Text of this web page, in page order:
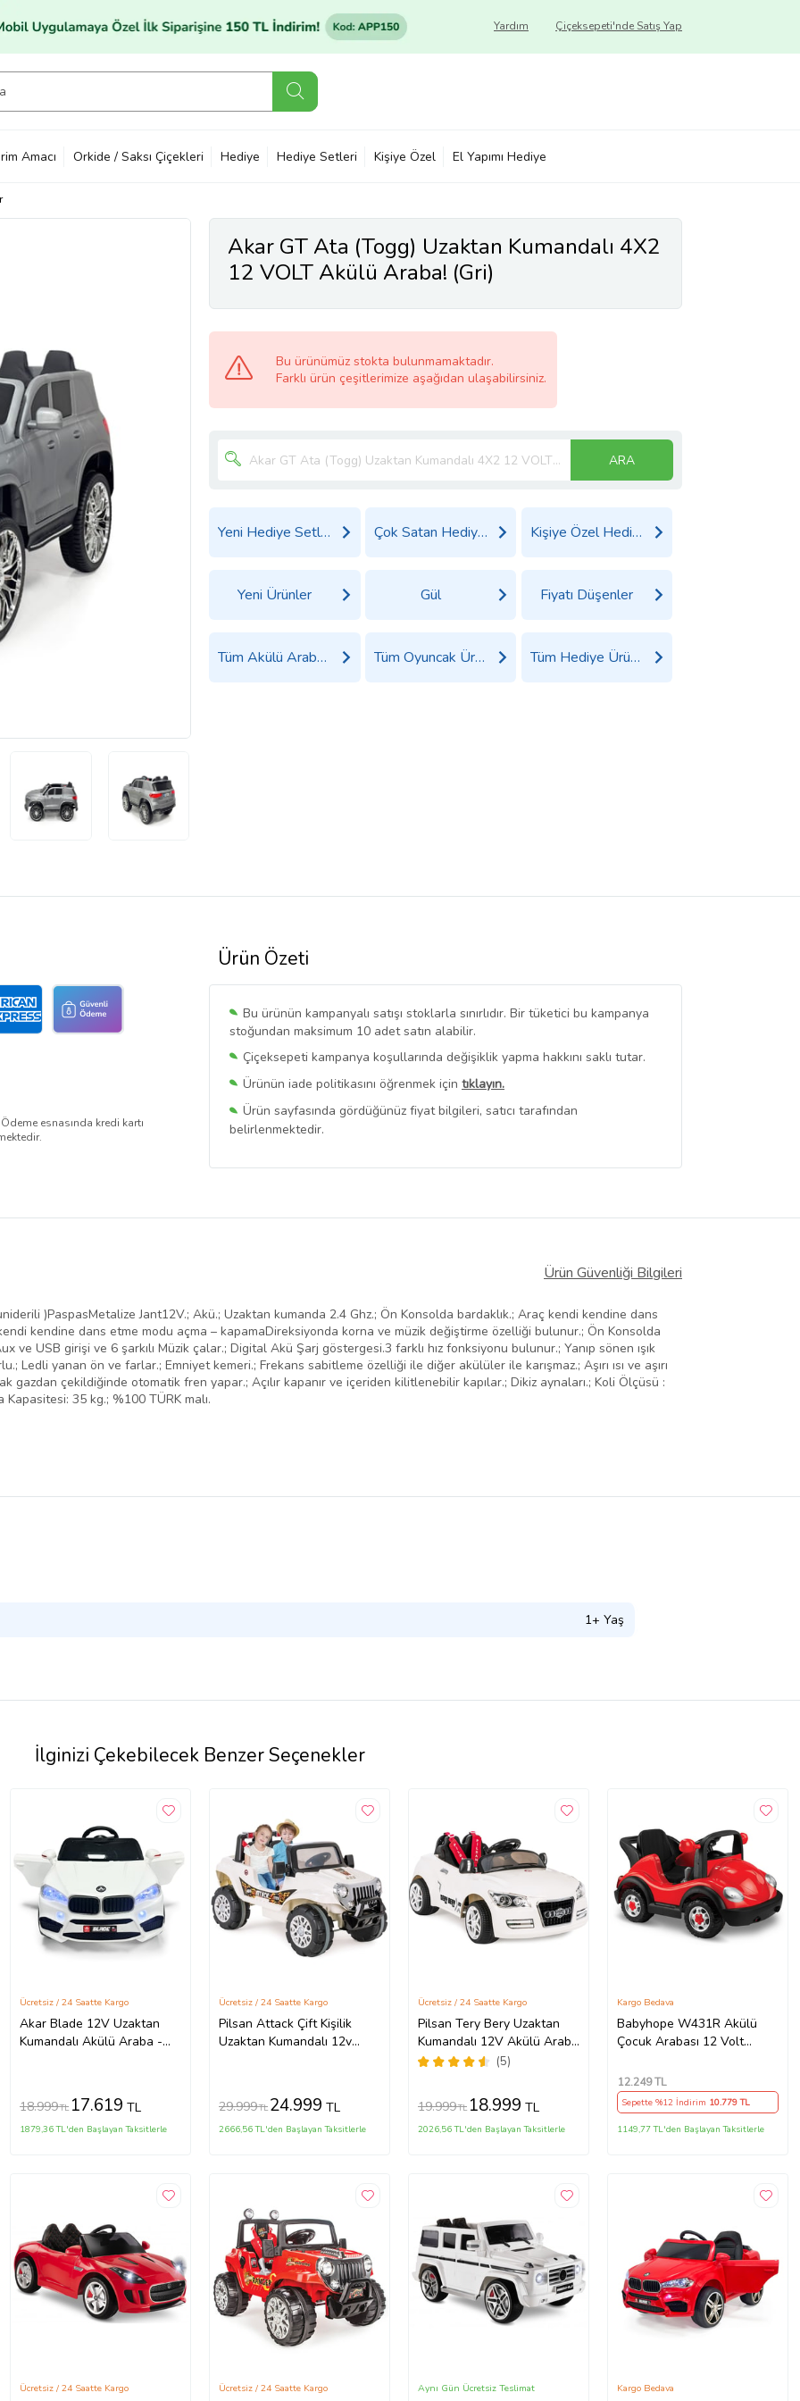
Çiçeksepeti'nde Satış Yap
Yardım
Amacı Orkide / Saksı Çiçekleri Hediye Hediye Setleri Kişiye Özel El Yapımı Hediye
Akar GT Ata (Togg) Uzaktan Kumandalı 4X2
12 VOLT Akülü Araba! (Gri)
Bu ürünümüz stokta bulunmamaktadır.
Farklı ürün çeşitlerimize aşağıdan ulaşabilirsiniz.
ARA
Yeni Hediye Setleri Çok Satan Hediyeler Kişiye Özel Hediyeler
Yeni Ürünler Gül Fiyatı Düşenler
Tüm Akülü Arabalar Ürünleri Tüm Oyuncak Ürünleri Tüm Hediye Ürünleri
Ürün Özeti
Bu ürünün kampanyalı satışı stoklarla sınırlıdır. Bir tüketici bu kampanya
stoğundan maksimum 10 adet satın alabilir.
Çiçeksepeti kampanya koşullarında değişiklik yapma hakkını saklı tutar.
Ürünün iade politikasını öğrenmek için tıklayın.
Ürün sayfasında gördüğünüz fiyat bilgileri, satıcı tarafından
belirlenmektedir.
esnasında kredi kartı
Ürün Güvenliği Bilgileri
)PaspasMetalize Jant12V.; Akü.; Uzaktan kumanda 2.4 Ghz.; Ön Konsolda bardaklık.; Araç kendi kendine dans
kendine dans etme modu açma – kapamaDireksiyonda korna ve müzik değiştirme özelliği bulunur.; Ön Konsolda
USB girişi ve 6 şarkılı Müzik çalar.; Digital Akü Şarj göstergesi.3 farklı hız fonksiyonu bulunur.; Yanıp sönen ışık
Ledli yanan ön ve farlar.; Emniyet kemeri.; Frekans sabitleme özelliği ile diğer akülüler ile karışmaz.; Aşırı ısı ve aşırı
gazdan çekildiğinde otomatik fren yapar.; Açılır kapanır ve içeriden kilitlenebilir kapılar.; Dikiz aynaları.; Koli Ölçüsü :
35 kg.; %100 TÜRK malı.
1+ Yaş
İlginizi Çekebilecek Benzer Seçenekler
Akar Blade 12V Uzaktan
Kumandalı Akülü Araba -
Ücretsiz / 24 Saatte Kargo
18.999TL 17.619 TL
1879,36 TL'den Başlayan Taksitlerle
Pilsan Attack Çift Kişilik
Uzaktan Kumandalı 12v
Ücretsiz / 24 Saatte Kargo
29.999TL 24.999 TL
2666,56 TL'den Başlayan Taksitlerle
Pilsan Tery Bery Uzaktan
Kumandalı 12V Akülü Araba
Beyaz
(5)
Ücretsiz / 24 Saatte Kargo
19.999TL 18.999 TL
2026,56 TL'den Başlayan Taksitlerle
Babyhope W431R Akülü
Çocuk Arabası 12 Volt
Kargo Bedava
12.249TL
Sepette %12 İndirim 10.779TL
1149,77 TL'den Başlayan Taksitlerle
Ücretsiz / 24 Saatte Kargo Ücretsiz / 24 Saatte Kargo Aynı Gün Ücretsiz Teslimat Kargo Bedava